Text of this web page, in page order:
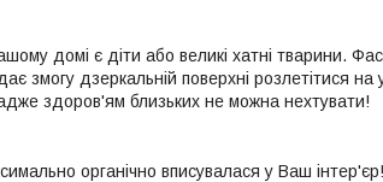
домі є діти або великі хатні тварини.
змогу дзеркальній поверхні розлетітися на
здоров'ям близьких не можна нехтувати!
органічно вписувалася у Ваш